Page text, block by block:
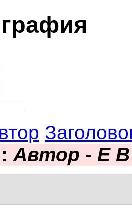
Автор - Е